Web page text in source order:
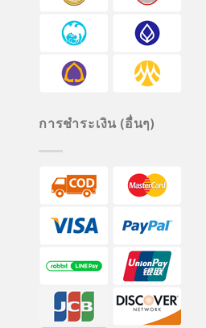
การชำระเงิน (อื่นๆ)